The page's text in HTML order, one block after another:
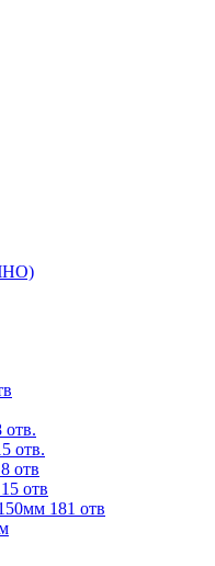
отв.
отв.
отв
отв
181 отв